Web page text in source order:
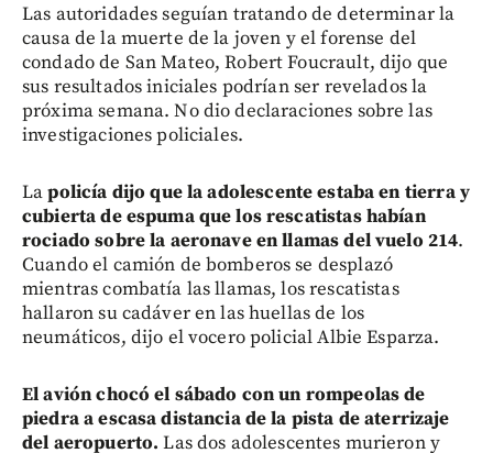
Las autoridades seguían tratando de determinar la
causa de la muerte de la joven y el forense del
condado de San Mateo, Robert Foucrault, dijo que
sus resultados iniciales podrían ser revelados la
próxima semana. No dio declaraciones sobre las
investigaciones policiales.
Lapolicía dijo que la adolescente estaba en tierra y
cubierta de espuma que los rescatistas habían
rociado sobre la aeronave en llamas del vuelo 214.
Cuando el camión de bomberos se desplazó
mientras combatía las llamas, los rescatistas
hallaron su cadáver en las huellas de los
neumáticos, dijo el vocero policial Albie Esparza.
El avión chocó el sábado con un rompeolas de
piedra a escasa distancia de la pista de aterrizaje
del aeropuerto. Las dos adolescentes murieron y